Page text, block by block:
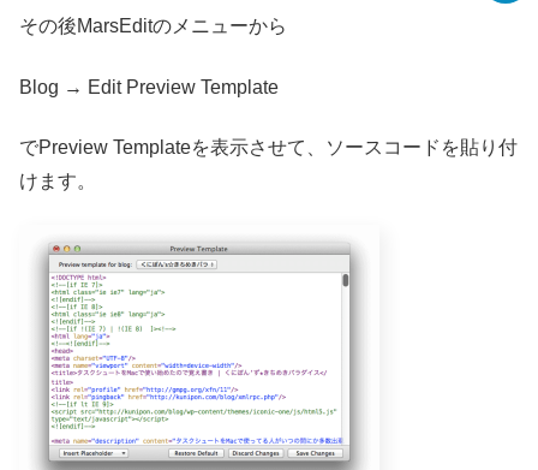
その後MarsEditのメニューから
Blog → Edit Preview Template
でPreview Templateを表示させて、ソースコードを貼り付
けます。